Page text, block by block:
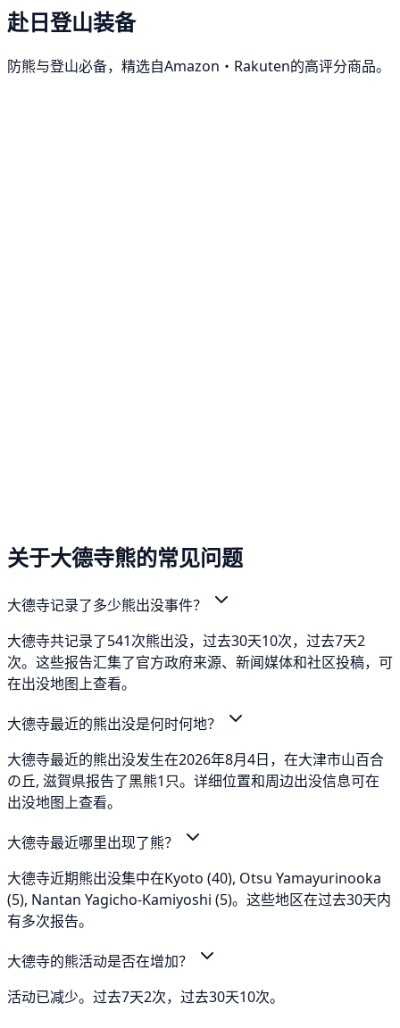
赴日登山装备
防熊与登山必备，精选自Amazon・Rakuten的高评分商品。
关于大德寺熊的常见问题
大德寺记录了多少熊出没事件？
大德寺共记录了541次熊出没，过去30天10次，过去7天2
次。这些报告汇集了官方政府来源、新闻媒体和社区投稿，可
在出没地图上查看。
大德寺最近的熊出没是何时何地？
大德寺最近的熊出没发生在2026年8月4日，在大津市山百合
の丘, 滋賀県报告了黑熊1只。详细位置和周边出没信息可在
出没地图上查看。
大德寺最近哪里出现了熊？
大德寺近期熊出没集中在Kyoto (40), Otsu Yamayurinooka
(5), Nantan Yagicho-Kamiyoshi (5)。这些地区在过去30天内
有多次报告。
大德寺的熊活动是否在增加？
活动已减少。过去7天2次，过去30天10次。